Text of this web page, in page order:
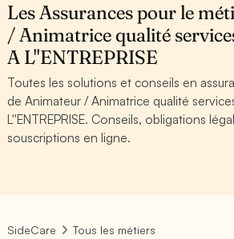
Les Assurances pour le
/ Animatrice qualité
A L''ENTREPRISE
Toutes les solutions et conseils en
de Animateur / Animatrice qualité
L''ENTREPRISE. Conseils, obligations
souscriptions en ligne.
SideCare
Tous les métiers